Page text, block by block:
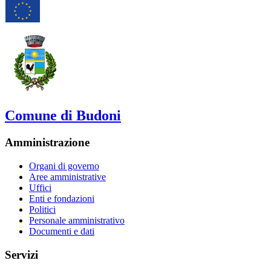
Comune di Budoni
Amministrazione
Organi di governo
Aree amministrative
Uffici
Enti e fondazioni
Politici
Personale amministrativo
Documenti e dati
Servizi